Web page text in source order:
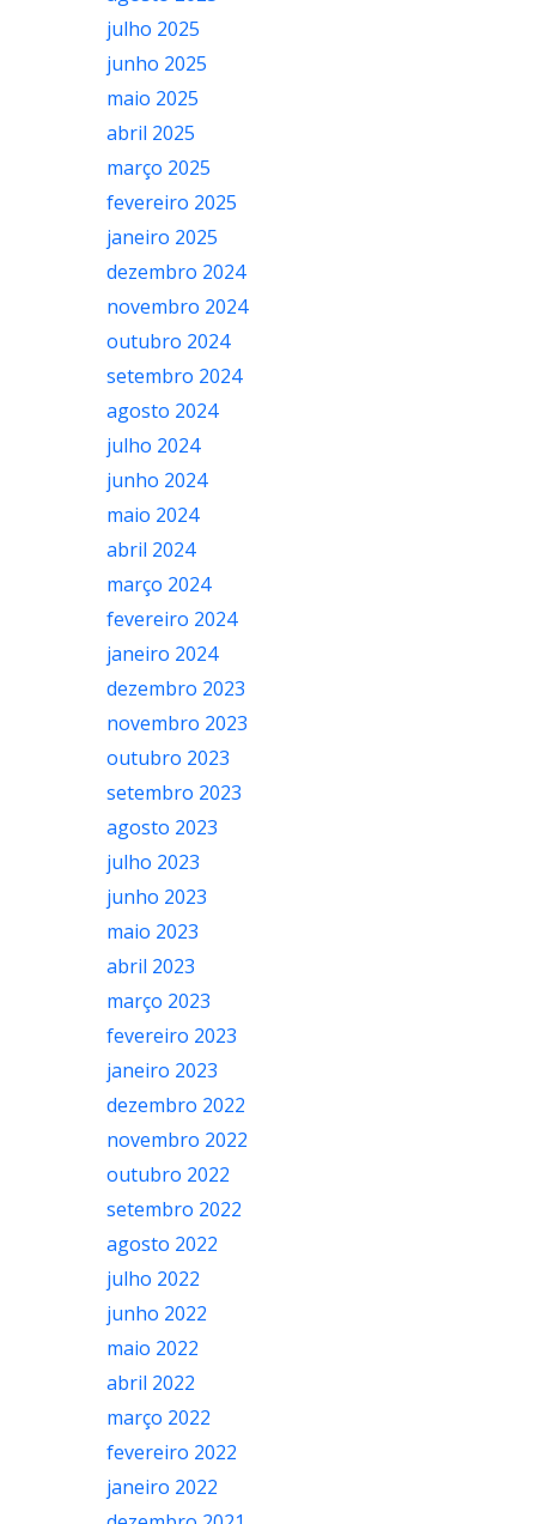
julho 2025
junho 2025
maio 2025
abril 2025
março 2025
fevereiro 2025
janeiro 2025
dezembro 2024
novembro 2024
outubro 2024
setembro 2024
agosto 2024
julho 2024
junho 2024
maio 2024
abril 2024
março 2024
fevereiro 2024
janeiro 2024
dezembro 2023
novembro 2023
outubro 2023
setembro 2023
agosto 2023
julho 2023
junho 2023
maio 2023
abril 2023
março 2023
fevereiro 2023
janeiro 2023
dezembro 2022
novembro 2022
outubro 2022
setembro 2022
agosto 2022
julho 2022
junho 2022
maio 2022
abril 2022
março 2022
fevereiro 2022
janeiro 2022